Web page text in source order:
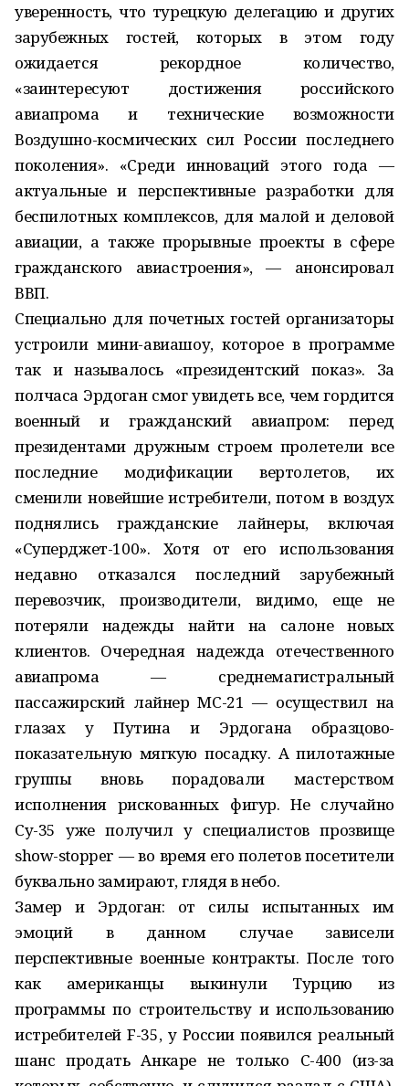
уверенность, что турецкую делегацию и других
зарубежных гостей, которых в этом году
ожидается рекордное количество,
«заинтересуют достижения российского
авиапрома и технические возможности
Воздушно-космических сил России последнего
поколения». «Среди инноваций этого года —
актуальные и перспективные разработки для
беспилотных комплексов, для малой и деловой
авиации, а также прорывные проекты в сфере
гражданского авиастроения», — анонсировал
ВВП.
Специально для почетных гостей организаторы
устроили мини-авиашоу, которое в программе
так и называлось «президентский показ». За
полчаса Эрдоган смог увидеть все, чем гордится
военный и гражданский авиапром: перед
президентами дружным строем пролетели все
последние модификации вертолетов, их
сменили новейшие истребители, потом в воздух
поднялись гражданские лайнеры, включая
«Суперджет-100». Хотя от его использования
недавно отказался последний зарубежный
перевозчик, производители, видимо, еще не
потеряли надежды найти на салоне новых
клиентов. Очередная надежда отечественного
авиапрома — среднемагистральный
пассажирский лайнер МС-21 — осуществил на
глазах у Путина и Эрдогана образцово-
показательную мягкую посадку. А пилотажные
группы вновь порадовали мастерством
исполнения рискованных фигур. Не случайно
Су-35 уже получил у специалистов прозвище
show-stopper — во время его полетов посетители
буквально замирают, глядя в небо.
Замер и Эрдоган: от силы испытанных им
эмоций в данном случае зависели
перспективные военные контракты. После того
как американцы выкинули Турцию из
программы по строительству и использованию
истребителей F-35, у России появился реальный
шанс продать Анкаре не только С-400 (из-за